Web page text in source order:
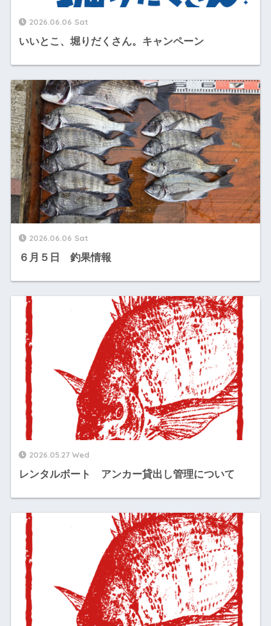
2026.06.06 Sat
いいとこ、堀りだくさん。キャンペーン
2026.06.06 Sat
６月５日 釣果情報
2026.05.27 Wed
レンタルボート アンカー貸出し管理について